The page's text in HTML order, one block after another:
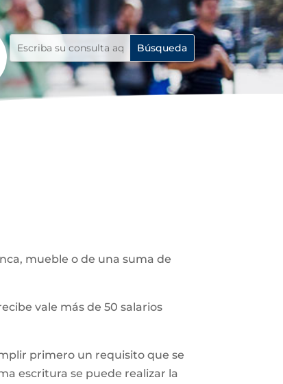
mueble o de una suma de
vale más de 50 salarios
primero un requisito que se
escritura se puede realizar la